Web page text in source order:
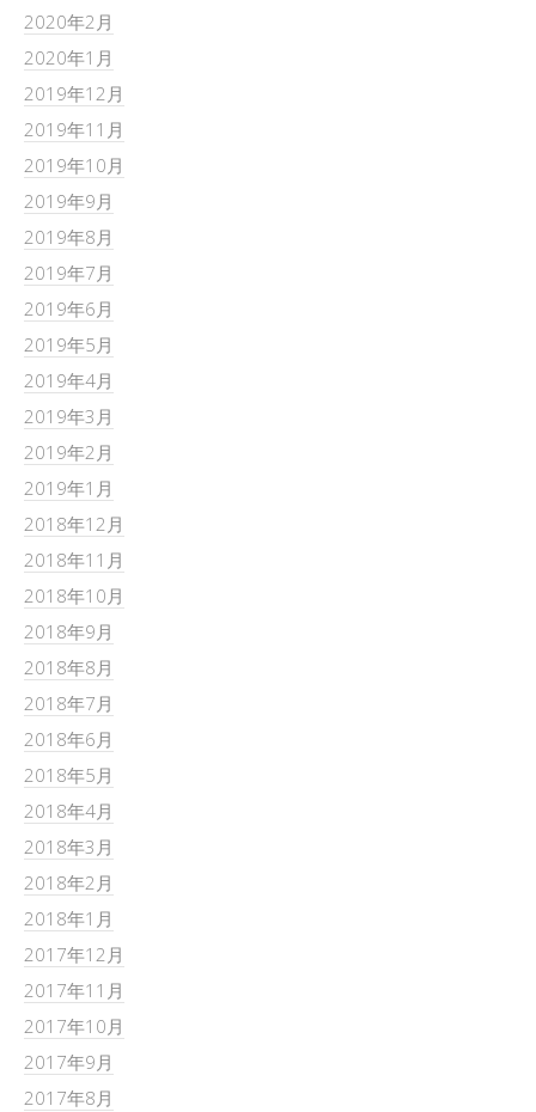
2020年2月
2020年1月
2019年12月
2019年11月
2019年10月
2019年9月
2019年8月
2019年7月
2019年6月
2019年5月
2019年4月
2019年3月
2019年2月
2019年1月
2018年12月
2018年11月
2018年10月
2018年9月
2018年8月
2018年7月
2018年6月
2018年5月
2018年4月
2018年3月
2018年2月
2018年1月
2017年12月
2017年11月
2017年10月
2017年9月
2017年8月